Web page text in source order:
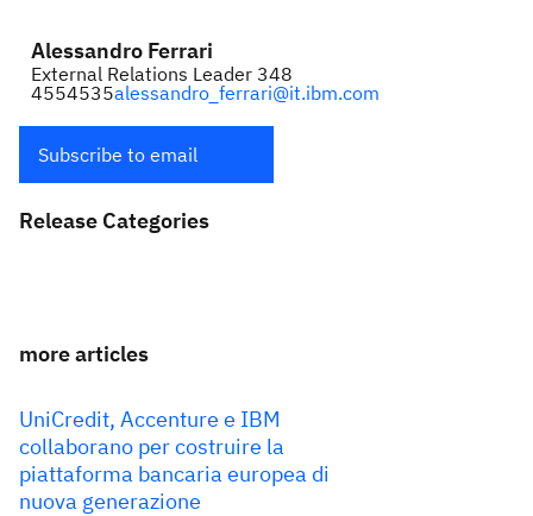
Alessandro Ferrari
External Relations Leader 348
4554535alessandro_ferrari@it.ibm.com
Subscribe to email
Release Categories
more articles
UniCredit, Accenture e IBM
collaborano per costruire la
piattaforma bancaria europea di
nuova generazione